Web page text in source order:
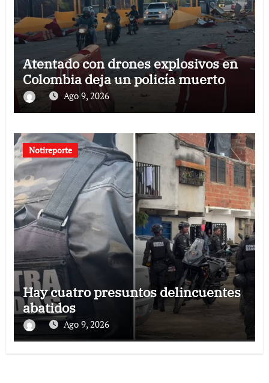
Atentado con drones explosivos en
Colombia deja un policía muerto
Ago 9, 2026
Notireporte
Hay cuatro presuntos delincuentes
abatidos
Ago 9, 2026